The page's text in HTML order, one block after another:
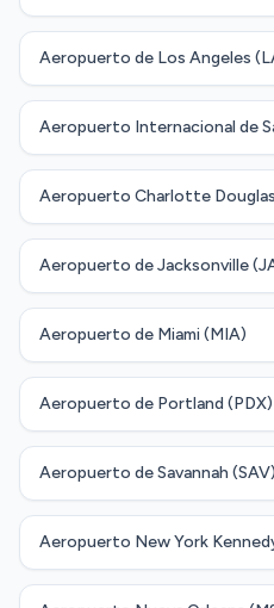
Aeropuerto de Los Angeles
Aeropuerto Internacional de
Aeropuerto Charlotte
Aeropuerto de Jacksonville
Aeropuerto de Miami (MIA)
Aeropuerto de Portland (PDX)
Aeropuerto de Savannah (SAV)
Aeropuerto New York